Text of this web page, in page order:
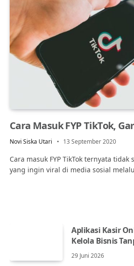
Cara Masuk FYP TikTok,
Novi Siska Utari 13 September 2020
Cara masuk FYP TikTok ternyata
yang ingin viral di media sosial
Aplikasi Kasir
Kelola Bisnis
29 Juni 2026